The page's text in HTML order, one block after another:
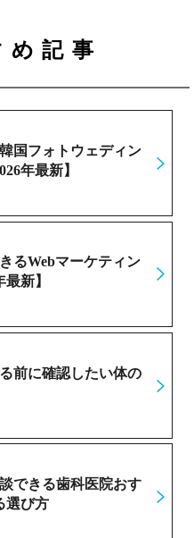
め記事
国フォトウェディン
年最新】
るWebマーケティン
新】
前に確認したい体の
できる歯科医院おす
選び方